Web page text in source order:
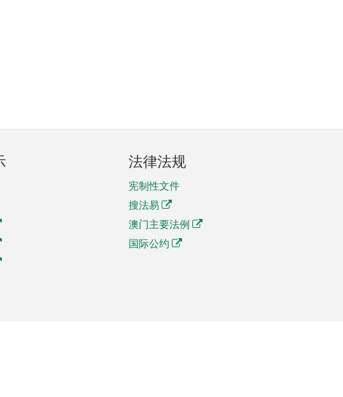
法律法规
宪制性文件
搜法易
澳门主要法例
国际公约